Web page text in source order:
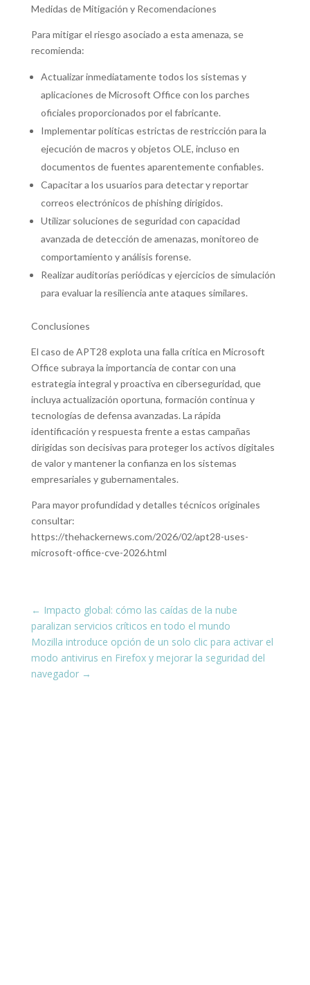
Medidas de Mitigación y Recomendaciones
Para mitigar el riesgo asociado a esta amenaza, se
recomienda:
Actualizar inmediatamente todos los sistemas y
aplicaciones de Microsoft Office con los parches
oficiales proporcionados por el fabricante.
Implementar políticas estrictas de restricción para la
ejecución de macros y objetos OLE, incluso en
documentos de fuentes aparentemente confiables.
Capacitar a los usuarios para detectar y reportar
correos electrónicos de phishing dirigidos.
Utilizar soluciones de seguridad con capacidad
avanzada de detección de amenazas, monitoreo de
comportamiento y análisis forense.
Realizar auditorías periódicas y ejercicios de simulación
para evaluar la resiliencia ante ataques similares.
Conclusiones
El caso de APT28 explota una falla crítica en Microsoft
Office subraya la importancia de contar con una
estrategia integral y proactiva en ciberseguridad, que
incluya actualización oportuna, formación continua y
tecnologías de defensa avanzadas. La rápida
identificación y respuesta frente a estas campañas
dirigidas son decisivas para proteger los activos digitales
de valor y mantener la confianza en los sistemas
empresariales y gubernamentales.
Para mayor profundidad y detalles técnicos originales
consultar:
https://thehackernews.com/2026/02/apt28-uses-
microsoft-office-cve-2026.html
← Impacto global: cómo las caídas de la nube
paralizan servicios críticos en todo el mundo
Mozilla introduce opción de un solo clic para activar el
modo antivirus en Firefox y mejorar la seguridad del
navegador→